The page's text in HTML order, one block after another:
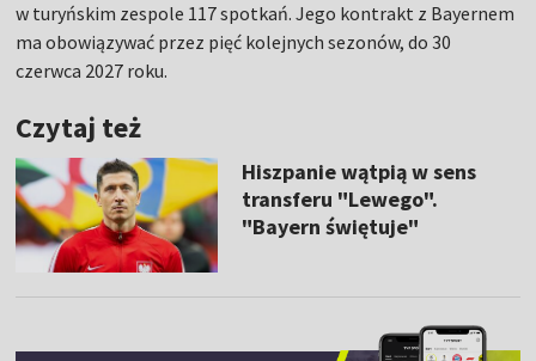
w turyńskim zespole 117 spotkań. Jego kontrakt z Bayernem
ma obowiązywać przez pięć kolejnych sezonów, do 30
czerwca 2027 roku.
Czytaj też
Hiszpanie wątpią w sens
transferu "Lewego".
"Bayern świętuje"